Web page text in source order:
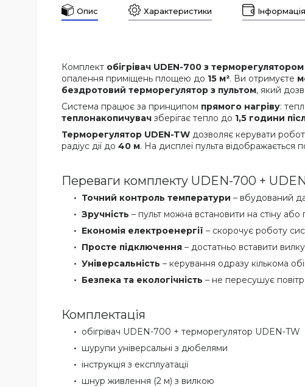
Опис Характеристики
Комплект обігрівач UDEN-700 з
опалення приміщень площею до 15 м². Ви отримуєте
бездротовий терморегулятор з пультом, який
Система працює за принципом прямого нагріву:
теплонакопичувач зберігає тепло до 1,5 години
Терморегулятор UDEN-TW дозволяє керувати
радіус дії до 40 м. На дисплеї пульта
Переваги комплекту UDEN-700 +
Точний контроль температури – вбудований
Зручність – пульт можна встановити на стіну або
Економія електроенергії – скорочує роботу
Просте підключення – достатньо вставити
Універсальність – керування одразу кількома
Безпека та екологічність – не пересушує
Комплектація
обігрівач UDEN-700 + терморегулятор UDEN-TW
шурупи універсальні з дюбелями
інструкція з експлуатації
шнур живлення (2 м) з вилкою